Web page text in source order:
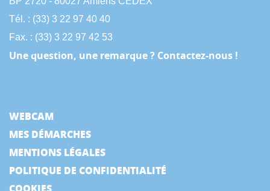
Tél. : (33) 3 22 97 40 40
Fax. : (33) 3 22 97 42 53
Une question, une remarque ? Contactez-nous !
WEBCAM
MES DÉMARCHES
MENTIONS LÉGALES
POLITIQUE DE CONFIDENTIALITÉ
COOKIES